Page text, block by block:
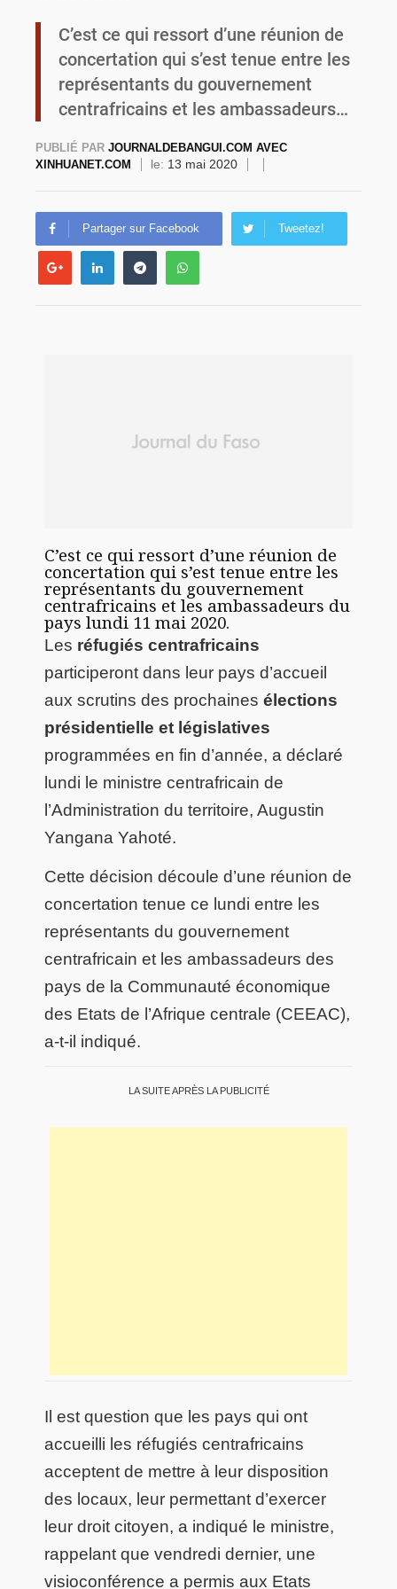
Commémoration du 4 août : Ibrahim Traoré appelle à une mobilisation totale pour la souveraineté nationale
C’est ce qui ressort d’une réunion de
concertation qui s’est tenue entre les
représentants du gouvernement
centrafricains et les ambassadeurs…
PUBLIÉ PAR JOURNALDEBANGUI.COM AVEC
XINHUANET.COM
le: 13 mai 2020
Partager sur Facebook Tweetez!
C’est ce qui ressort d’une réunion de
concertation qui s’est tenue entre les
représentants du gouvernement
centrafricains et les ambassadeurs du
pays lundi 11 mai 2020.
Les réfugiés centrafricains
participeront dans leur pays d’accueil
aux scrutins des prochaines élections
présidentielle et législatives
programmées en fin d’année, a déclaré
lundi le ministre centrafricain de
l’Administration du territoire, Augustin
Yangana Yahoté.
Cette décision découle d’une réunion de
concertation tenue ce lundi entre les
représentants du gouvernement
centrafricain et les ambassadeurs des
pays de la Communauté économique
des Etats de l’Afrique centrale (CEEAC),
a-t-il indiqué.
LA SUITE APRÈS LA PUBLICITÉ
Il est question que les pays qui ont
accueilli les réfugiés centrafricains
acceptent de mettre à leur disposition
des locaux, leur permettant d’exercer
leur droit citoyen, a indiqué le ministre,
rappelant que vendredi dernier, une
visioconférence a permis aux Etats